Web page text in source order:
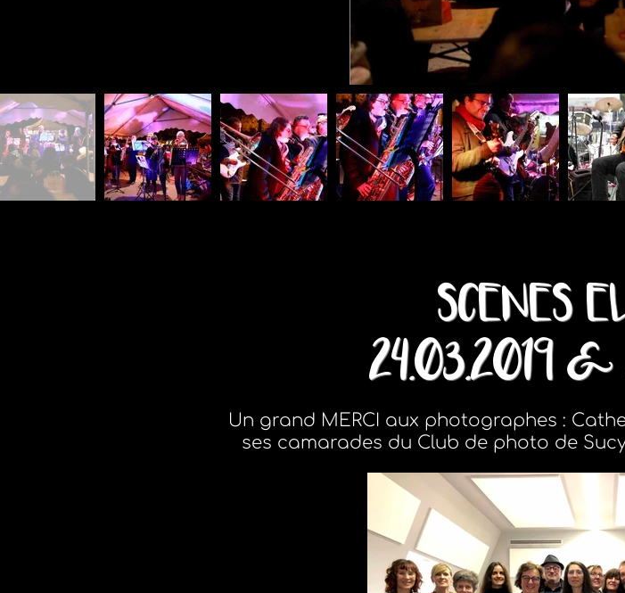
SCENES
24.03.2019 &
Un grand MERCI aux photographes :
ses camarades du Club de photo de